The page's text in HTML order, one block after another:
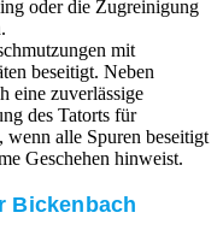
oder die Zugreinigung
mit
beseitigt. Neben
eine zuverlässige
des Tatorts für
wenn alle Spuren beseitigt
Geschehen hinweist.
Bickenbach